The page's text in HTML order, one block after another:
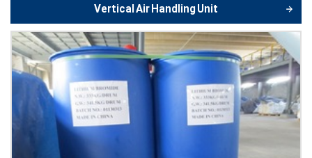
Vertical Air Handling Unit